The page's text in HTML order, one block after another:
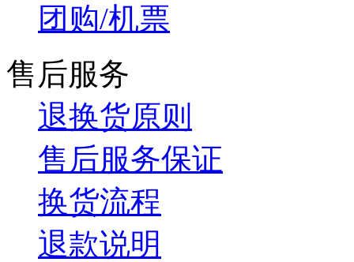
团购/机票
售后服务
退换货原则
售后服务保证
换货流程
退款说明